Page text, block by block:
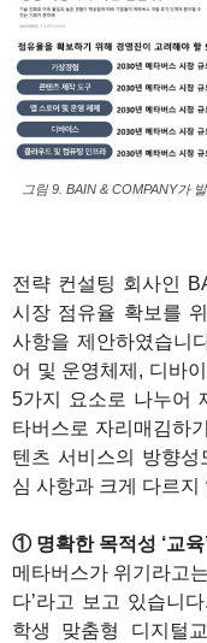
그림 9. BAIN & COMPANY가
전략 컨설팅 회사인
시장 점유율 확보를
사항을 제안하였습니
어 및 운영체제, 디바
5가지 요소로 나누어
타버스로 자리매김하
텐츠 서비스의 방향
심 사항과 크게 다르지
① 명확한 목적성 ‘교육
메타버스가 위기라고
다’라고 보고 있습니
학생 맞춤형 디지털